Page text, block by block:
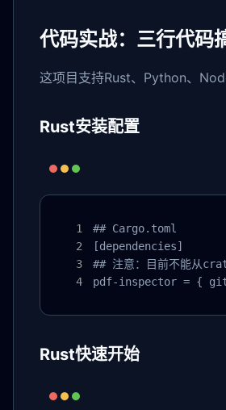
代码实战：三行代码
这项目支持Rust、Python、
Rust安装配置
## Cargo.toml
[dependencies]
## 注意：目前不能从
pdf-inspector = {
Rust快速开始